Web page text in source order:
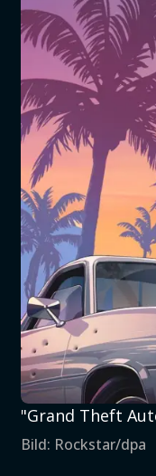
"Grand Theft
Bild: Rockstar/dpa